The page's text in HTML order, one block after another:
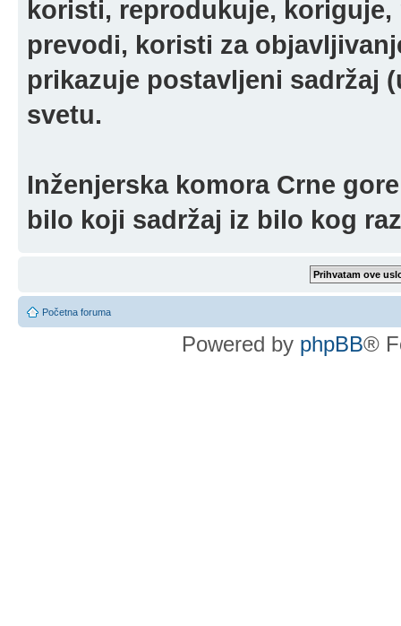
koristi, reprodukuje,
prevodi, koristi za
prikazuje postavljeni sadržaj
svetu.
Inženjerska komora Crne
bilo koji sadržaj iz bilo kog
Početna foruma
Powered by phpBB®